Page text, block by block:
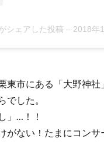
シェアした投稿 – 2018年
東市にある「大野神
でした。
」…！！
がない！たまにコン